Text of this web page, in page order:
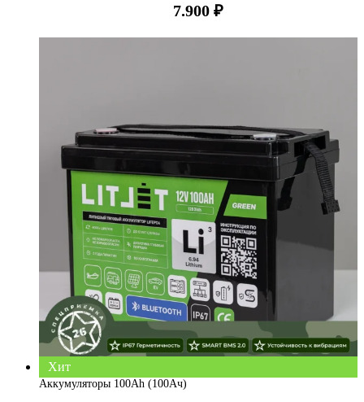
7.900 ₽
Хит
Аккумуляторы 100Ah (100Ач)